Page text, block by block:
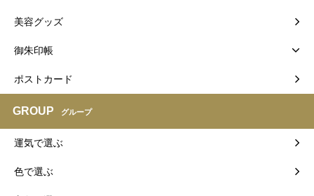
美容グッズ
御朱印帳
ポストカード
GROUP グループ
運気で選ぶ
色で選ぶ